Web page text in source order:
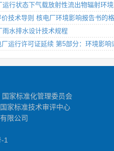
行状态下气载放射性流出物辐射环
技术导则 核电厂环境影响报告书的
水排水设计技术规程
运行许可证延续 第5部分：环境影响
家标准化管理委员会
家标准技术审评中心
限公司
1